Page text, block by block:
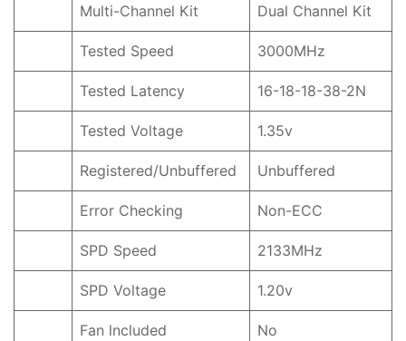
Multi-Channel Kit Dual Channel Kit
Tested Speed 3000MHz
Tested Latency 16-18-18-38-2N
Tested Voltage 1.35v
Registered/Unbuffered Unbuffered
Error Checking Non-ECC
SPD Speed 2133MHz
SPD Voltage 1.20v
Fan lncluded No